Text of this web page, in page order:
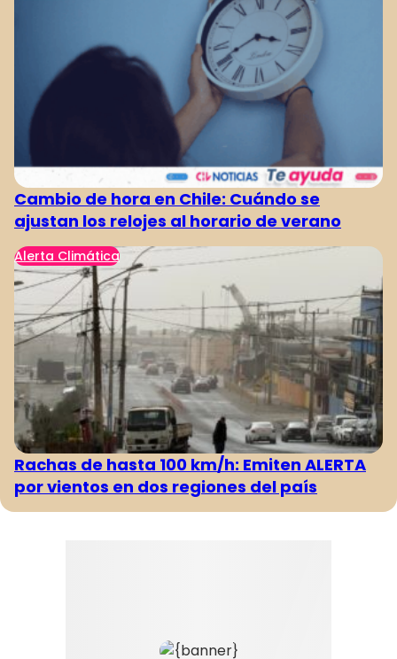
Cambio de hora en Chile: Cuándo se
ajustan los relojes al horario de verano
Alerta Climática
Rachas de hasta 100 km/h: Emiten ALERTA
por vientos en dos regiones del país